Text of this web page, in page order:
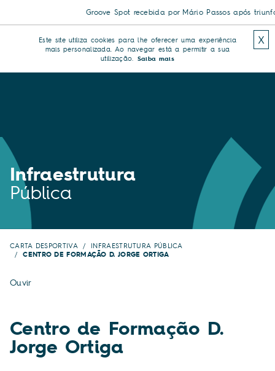
Groove Spot recebida por Mário Passos após triunfo
Este site utiliza cookies para lhe oferecer uma experiência
mais personalizada. Ao navegar está a permitir a sua
utilização. Saiba mais
X
Infraestrutura
Pública
CARTA DESPORTIVA INFRAESTRUTURA PÚBLICA
CENTRO DE FORMAÇÃO D. JORGE ORTIGA
Ouvir
Centro de Formação D.
Jorge Ortiga